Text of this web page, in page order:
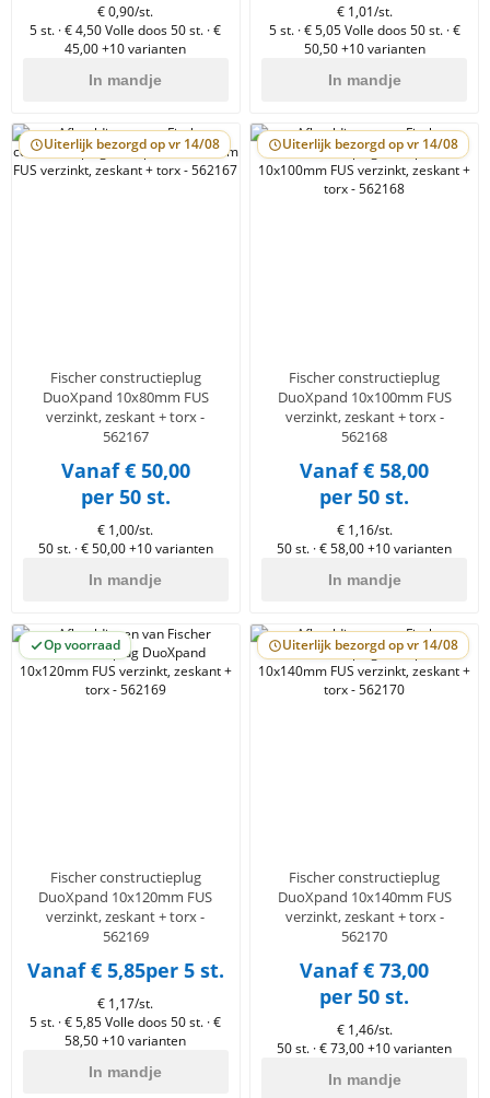
€ 0,90/st.
5 st. · € 4,50Volle doos 50 st. · €
45,00+10 varianten
In mandje
€ 1,01/st.
5 st. · € 5,05Volle doos 50 st. · €
50,50+10 varianten
In mandje
Uiterlijk bezorgd op vr 14/08
Fischer constructieplug
DuoXpand 10x80mm FUS
verzinkt, zeskant + torx -
562167
Vanaf € 50,00
per 50 st.
€ 1,00/st.
50 st. · € 50,00+10 varianten
In mandje
Uiterlijk bezorgd op vr 14/08
Fischer constructieplug
DuoXpand 10x100mm FUS
verzinkt, zeskant + torx -
562168
Vanaf € 58,00
per 50 st.
€ 1,16/st.
50 st. · € 58,00+10 varianten
In mandje
Op voorraad
Fischer constructieplug
DuoXpand 10x120mm FUS
verzinkt, zeskant + torx -
562169
Vanaf € 5,85per 5 st.
€ 1,17/st.
5 st. · € 5,85Volle doos 50 st. · €
58,50+10 varianten
In mandje
Uiterlijk bezorgd op vr 14/08
Fischer constructieplug
DuoXpand 10x140mm FUS
verzinkt, zeskant + torx -
562170
Vanaf € 73,00
per 50 st.
€ 1,46/st.
50 st. · € 73,00+10 varianten
In mandje